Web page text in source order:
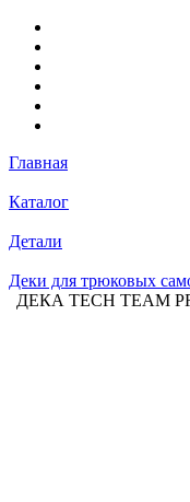
Главная
Каталог
Детали
Деки для трюковых
ДЕКА TECH TEAM